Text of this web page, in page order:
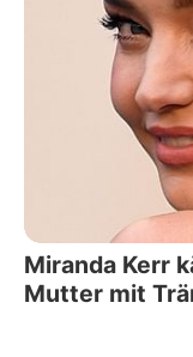
Miranda Kerr
Mutter mit